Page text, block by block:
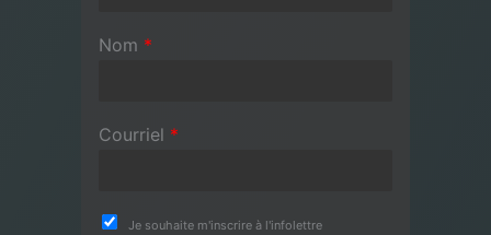
Nom *
Courriel *
Je souhaite m'inscrire à l'infolettre